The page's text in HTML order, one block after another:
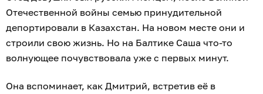
Отечественной войны семью принудительной
депортировали в Казахстан. На новом месте они и
строили свою жизнь. Но на Балтике Саша что-то
волнующее почувствовала уже с первых минут.
Она вспоминает, как Дмитрий, встретив её в